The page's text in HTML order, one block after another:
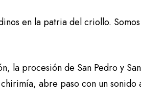
en la patria del criollo.
la procesión de San Pedro y
abre paso con un sonido